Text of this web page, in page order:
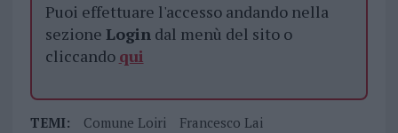
Puoi effettuare l'accesso andando nella
sezione Logindal menù del sito o
cliccando qui
TEMI: Comune Loiri Francesco Lai